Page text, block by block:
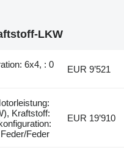
LKW
6x4, : 0
EUR 9’521
Kraftstoff:
Feder
EUR 19’910